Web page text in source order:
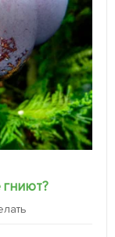
гниют?